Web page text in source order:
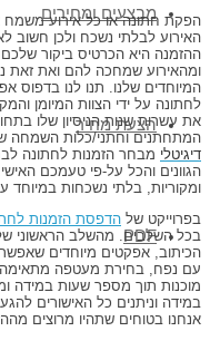
מבצעים ומחירים
הצעת מחיר
PDF
הפקת חתונה או כל אירוע משמח
האירוע לבלתי נשכח ולכן חשוב
ההזמנה היא הכרטיס ביקור
ומהאירוע שמחכה להם ואת זאת
המיוחדים שלנו. תנו לנו בדפוס
לחתונה על ידי הצוות המיומן
את עשרות שנות הניסיון שלו
המתחתנים וחתני/כלות השמחה
דיגיטלי מבחר הזמנות לחתונה
הגוונים והכל על-פי טעמכם
ומקוריות, בלתי נשכחות במיוחד
בפרוייקט של הדפסת הזמנות
בכל השלבים. מהשלב הראשוני של
הכיתוב, אפקטים מיוחדים שאפשר
עם נפח, בחירת מעטפה מתאימה,
מוכנות תוך מספר שעות במידה
במידה וניתנים כל האישורים
אנחנו בטוחים שתהיו מרוצים